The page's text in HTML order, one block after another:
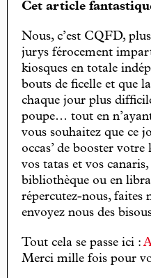
Cet article
Nous, c’est CQFD,
jurys férocement
kiosques en totale
bouts de ficelle et que
chaque jour plus
poupe… tout en
vous souhaitez que ce
occas’ de booster
vos tatas et vos
bibliothèque ou en
répercutez-nous, faites
envoyez nous des
Tout cela se passe ici :
Merci mille fois pour